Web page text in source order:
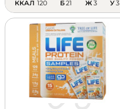
ККАЛ 120 Б21 Ж3 У3